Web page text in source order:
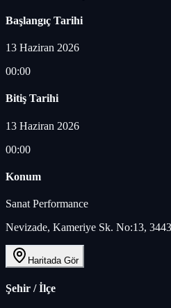
Başlangıç Tarihi
13 Haziran 2026
00:00
Bitiş Tarihi
13 Haziran 2026
00:00
Konum
Sanat Performance
Nevizade, Kameriye Sk. No:13,
Haritada Gör
Şehir / İlçe